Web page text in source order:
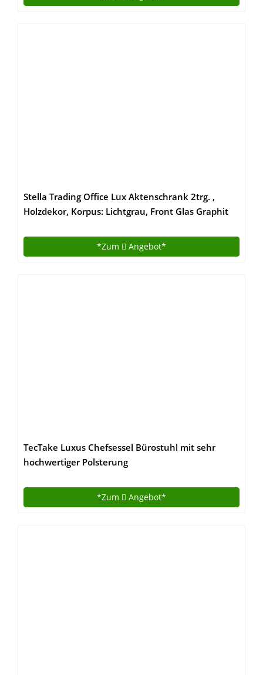
Stella Trading Office Lux Aktenschrank 2trg. ,
Holzdekor, Korpus: Lichtgrau, Front Glas Graphit
*Zum Angebot*
TecTake Luxus Chefsessel Bürostuhl mit sehr
hochwertiger Polsterung
*Zum Angebot*